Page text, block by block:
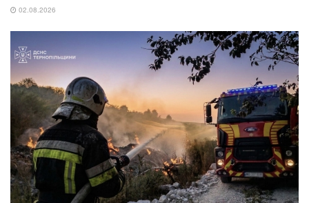
02.08.2026